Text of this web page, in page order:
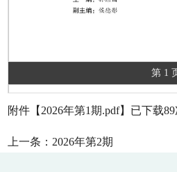
第 1
附件【 2026年第1期.pdf】已下载89
上一条： 2026年第2期